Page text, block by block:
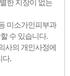
한 지장이 없는
미소가인피부과
수 있습니다.
사의 개인사정에
다.